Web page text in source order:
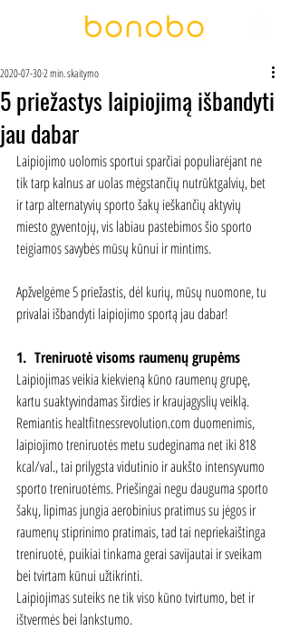
5 priežastys laipiojimą išbandyti
jau dabar
2020-07-302 min. skaitymo
Laipiojimo uolomis sportui sparčiai populiarėjant ne
tik tarp kalnus ar uolas mėgstančių nutrūktgalvių, bet
ir tarp alternatyvių sporto šakų ieškančių aktyvių
miesto gyventojų, vis labiau pastebimos šio sporto
teigiamos savybės mūsų kūnui ir mintims.
Apžvelgėme 5 priežastis, dėl kurių, mūsų nuomone, tu
privalai išbandyti laipiojimo sportą jau dabar!
1. Treniruotė visoms raumenų grupėms
Laipiojimas veikia kiekvieną kūno raumenų grupę,
kartu suaktyvindamas širdies ir kraujagyslių veiklą.
Remiantis healtfitnessrevolution.com duomenimis,
laipiojimo treniruotės metu sudeginama net iki 818
kcal/val., tai prilygsta vidutinio ir aukšto intensyvumo
sporto treniruotėms. Priešingai negu dauguma sporto
šakų, lipimas jungia aerobinius pratimus su jėgos ir
raumenų stiprinimo pratimais, tad tai nepriekaištinga
treniruotė, puikiai tinkama gerai savijautai ir sveikam
bei tvirtam kūnui užtikrinti.
Laipiojimas suteiks ne tik viso kūno tvirtumo, bet ir
ištvermės bei lankstumo.